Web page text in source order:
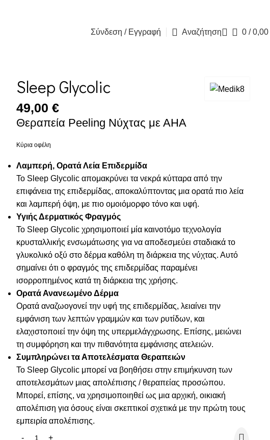
Σύνδεση / Εγγραφή Αναζήτηση 0 / 0,00
Sleep Glycolic
49,00€
Θεραπεία Peeling Νύχτας με ΑΗΑ
Κύρια οφέλη
Λαμπερή, Ορατά Λεία Επιδερμίδα
Το Sleep Glycolic απομακρύνει τα νεκρά κύτταρα από την
επιφάνεια της επιδερμίδας, αποκαλύπτοντας μια ορατά πιο λεία
και λαμπερή όψη, με πιο ομοιόμορφο τόνο και υφή.
Υγιής Δερματικός Φραγμός
Το Sleep Glycolic χρησιμοποιεί μία καινοτόμο τεχνολογία
κρυσταλλικής ενσωμάτωσης για να αποδεσμεύει σταδιακά το
γλυκολικό οξύ στο δέρμα καθόλη τη διάρκεια της νύχτας. Αυτό
σημαίνει ότι ο φραγμός της επιδερμίδας παραμένει
ισορροπημένος κατά τη διάρκεια της χρήσης.
Ορατά Ανανεωμένο Δέρμα
Ορατά αναζωογονεί την υφή της επιδερμίδας, λειαίνει την
εμφάνιση των λεπτών γραμμών και των ρυτίδων, και
ελαχιστοποιεί την όψη της υπερμελάγχρωσης. Επίσης, μειώνει
τη συμφόρηση και την πιθανότητα εμφάνισης ατελειών.
Συμπληρώνει τα Αποτελέσματα Θεραπειών
Το Sleep Glycolic μπορεί να βοηθήσει στην επιμήκυνση των
αποτελεσμάτων μιας απολέπισης / θεραπείας προσώπου.
Μπορεί, επίσης, να χρησιμοποιηθεί ως μια αρχική, οικιακή
απολέπιση για όσους είναι σκεπτικοί σχετικά με την πρώτη τους
εμπειρία απολέπισης.